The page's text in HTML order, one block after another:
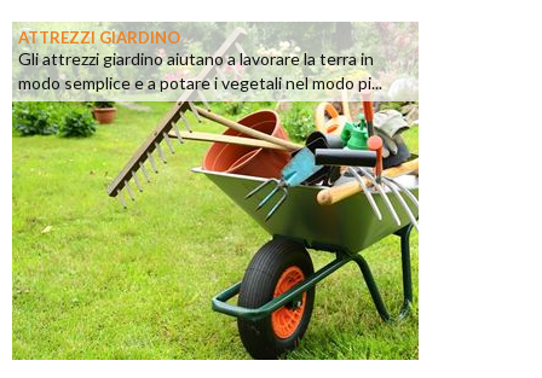
ATTREZZI GIARDINO
Gli attrezzi giardino aiutano a lavorare la terra in
modo semplice e a potare i vegetali nel modo pi...